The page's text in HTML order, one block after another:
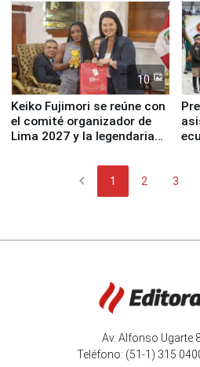
10
Keiko Fujimori se reúne con
el comité organizador de
Lima 2027 y la legendaria
chevron_left 1 2 3
Av. Alfonso Ugarte
Teléfono: (51-1) 315